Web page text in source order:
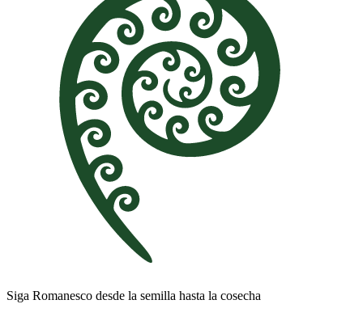
Siga Romanesco desde la semilla hasta la cosecha